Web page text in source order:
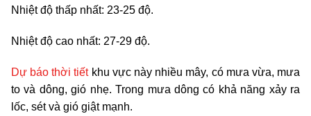
Nhiệt độ thấp nhất: 23-25 độ.
Nhiệt độ cao nhất: 27-29 độ.
Dự báo thời tiếtkhu vực này nhiều mây, có mưa vừa, mưa
to và dông, gió nhẹ. Trong mưa dông có khả năng xảy ra
lốc, sét và gió giật mạnh.